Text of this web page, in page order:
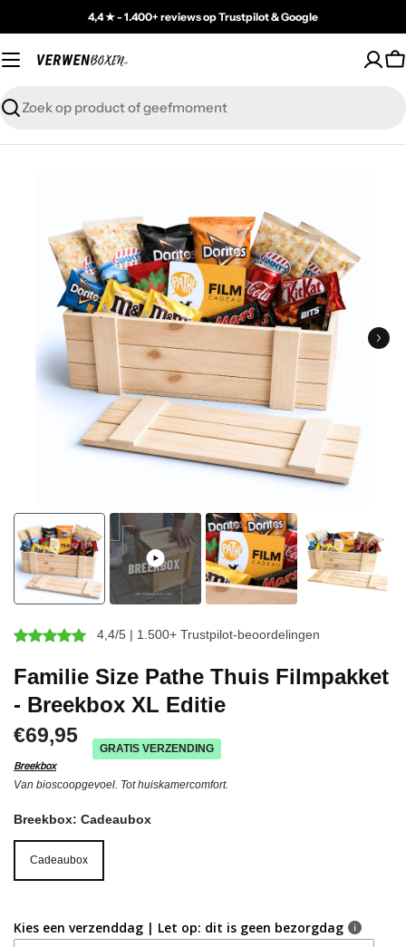
to
content
4,4 ★ - 1.400+ reviews op Trustpilot & Google
Zoeken
4,4/5 | 1.500+ Trustpilot-beoordelingen
Familie Size Pathe Thuis Filmpakket
- Breekbox XL Editie
€69,95
Breekbox
GRATIS VERZENDING
Van bioscoopgevoel. Tot huiskamercomfort.
Breekbox: Cadeaubox
Cadeaubox
Kies een verzenddag | Let op: dit is geen bezorgdag